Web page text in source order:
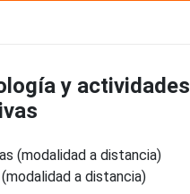
y actividades
(modalidad a distancia)
a distancia)